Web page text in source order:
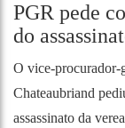
PGR pede
do
O vice-procurador-
Chateaubriand
assassinato da